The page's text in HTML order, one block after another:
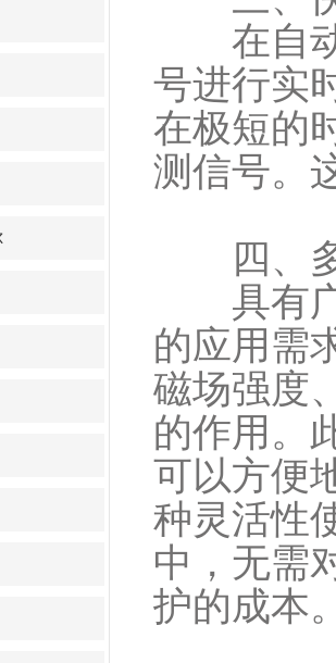
在自动
号进行实
在极短的
测信号。
四、多
具有广
的应用需
磁场强度
的作用。
可以方便
种灵活性
中，无需
护的成本